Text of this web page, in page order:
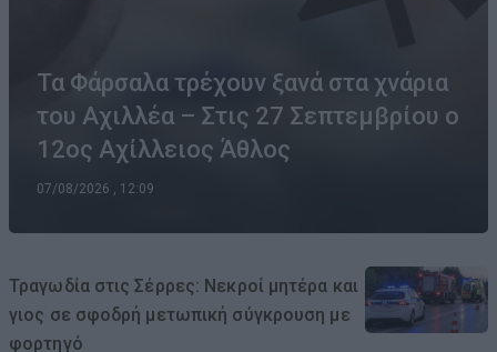
Τα Φάρσαλα τρέχουν ξανά στα χνάρια
του Αχιλλέα – Στις 27 Σεπτεμβρίου ο
12ος Αχίλλειος Άθλος
07/08/2026 , 12:09
Τραγωδία στις Σέρρες: Νεκροί μητέρα και
γιος σε σφοδρή μετωπική σύγκρουση με
φορτηγό